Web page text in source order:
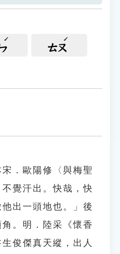
ㄊㄡ
．歐陽修〈與梅聖
覺汗出。快哉，快
出一頭地也。」後
。明．陸采《懷香
俊傑真天縱，出人